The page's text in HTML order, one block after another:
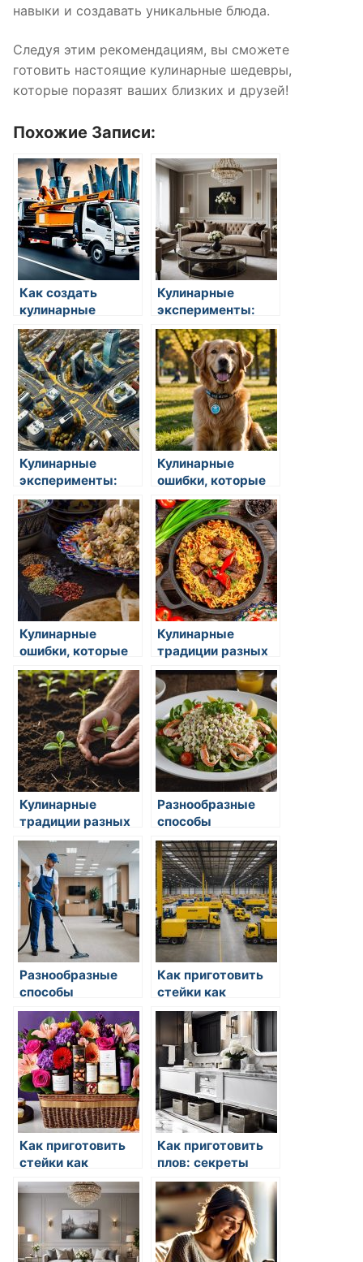
навыки и создавать уникальные блюда.
Следуя этим рекомендациям, вы сможете
готовить настоящие кулинарные шедевры,
которые поразят ваших близких и друзей!
Похожие Записи:
Как создать
кулинарные
шедевры
Кулинарные
эксперименты:
сочетание вкусов
Кулинарные
эксперименты:
сочетание вкусов
Кулинарные
ошибки, которые
стоит избегать
Кулинарные
ошибки, которые
стоит избегать
Кулинарные
традиции разных
стран
Кулинарные
традиции разных
стран
Разнообразные
способы
обработки
продуктов
Разнообразные
способы
обработки
продуктов
Как приготовить
стейки как
профессионал
Как приготовить
стейки как
профессионал
Как приготовить
плов: секреты